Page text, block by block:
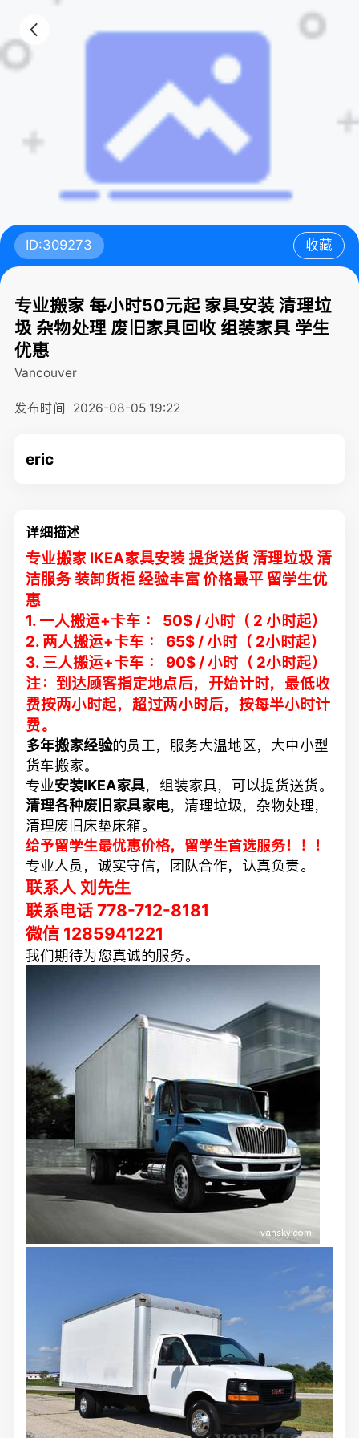
ID:309273 收藏
专业搬家 每小时50元起 家具安装 清理垃
圾 杂物处理 废旧家具回收 组装家具 学生
优惠
Vancouver
发布时间 2026-08-05 19:22
eric
详细描述
专业搬家 IKEA家具安装 提货送货 清理垃圾 清
洁服务 装卸货柜 经验丰富 价格最平 留学生优
惠
1. 一人搬运+卡车 ： 50$ / 小时（ 2 小时起）
2. 两人搬运+卡车 ： 65$ / 小时（ 2小时起）
3. 三人搬运+卡车 ： 90$ / 小时（ 2小时起）
注：到达顾客指定地点后，开始计时，最低收
费按两小时起，超过两小时后，按每半小时计
费。
多年搬家经验的员工，服务大温地区，大中小型
货车搬家。
专业安装IKEA家具，组装家具，可以提货送货。
清理各种废旧家具家电，清理垃圾，杂物处理，
清理废旧床垫床箱。
给予留学生最优惠价格，留学生首选服务！！！
专业人员，诚实守信，团队合作，认真负责。
联系人 刘先生
联系电话 778-712-8181
微信 1285941221
我们期待为您真诚的服务。